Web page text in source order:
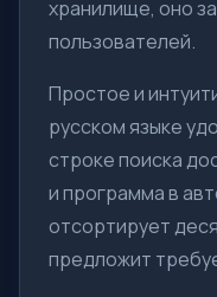
хранилище, оно
пользователей.
Простое и
русском языке
строке поиска
и программа в
отсортирует
предложит